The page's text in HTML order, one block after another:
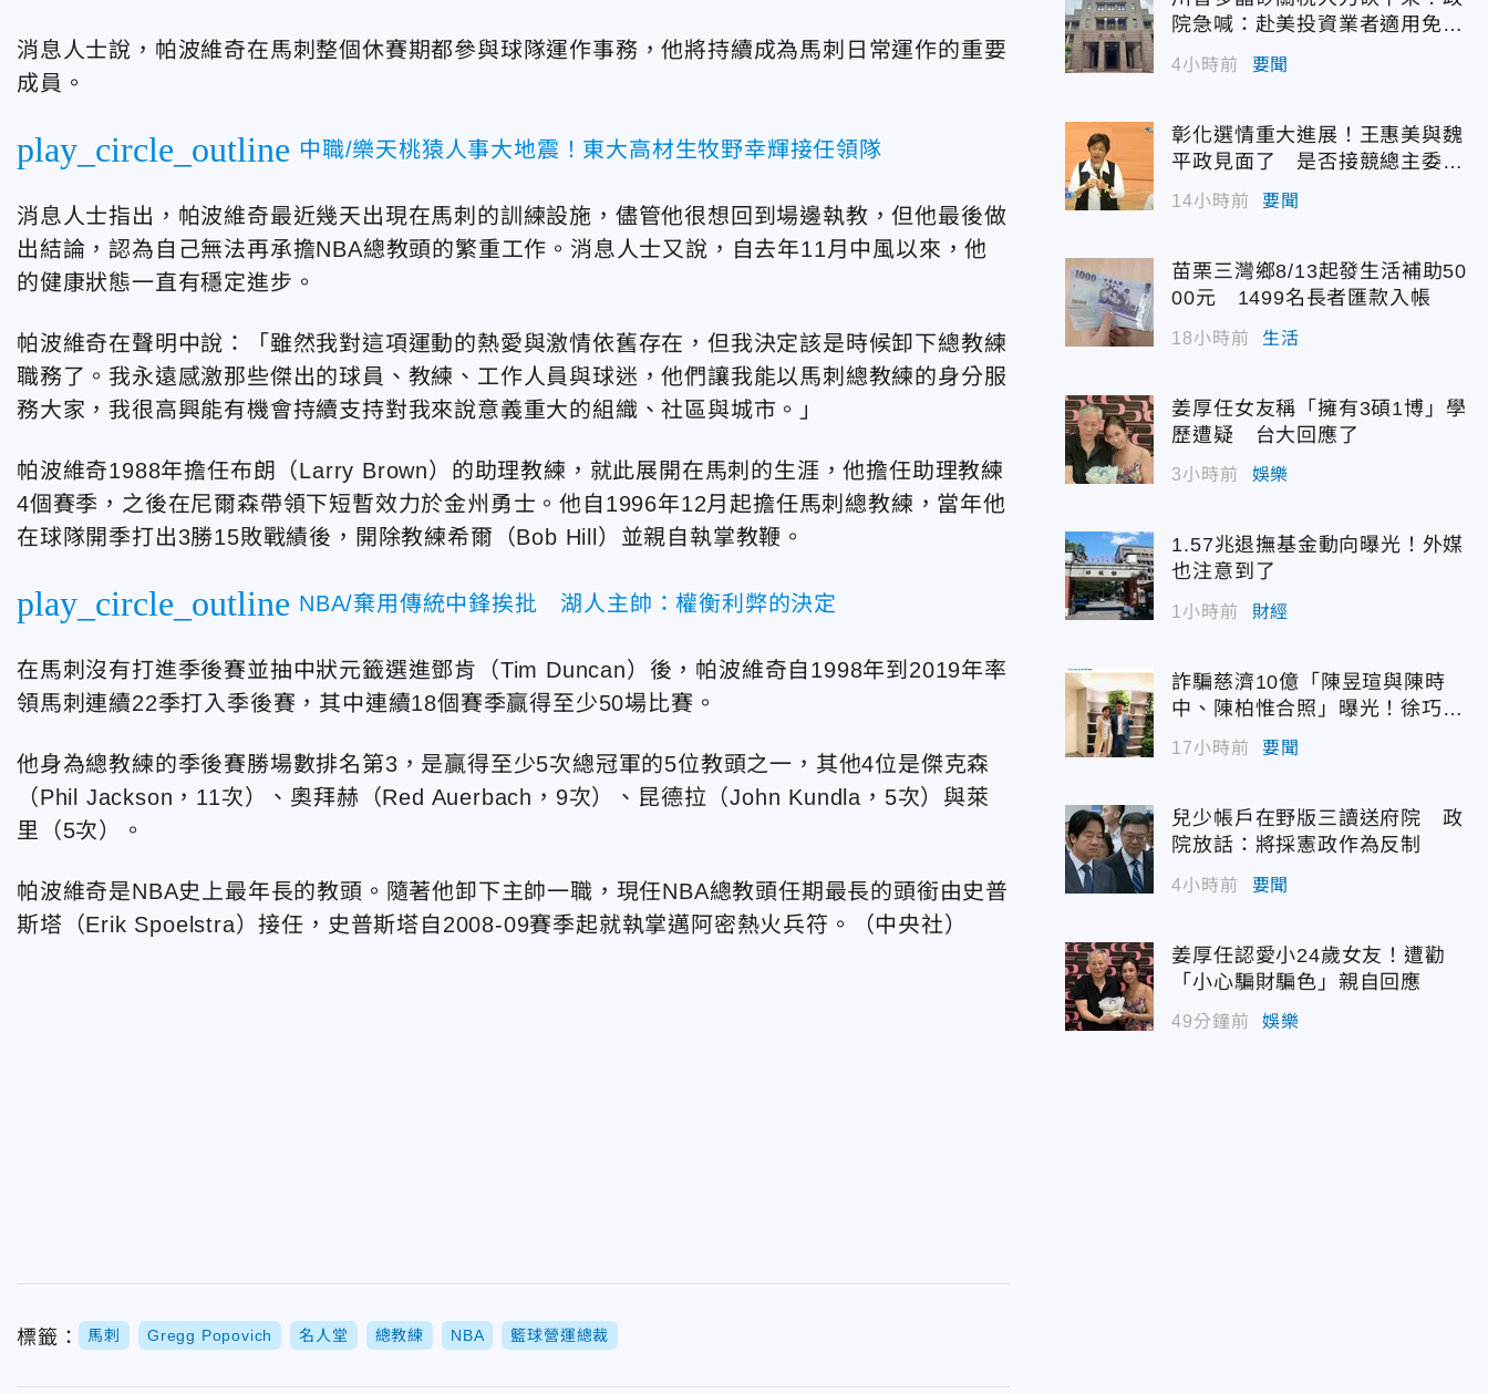
消息人士說，帕波維奇在馬刺整個休賽期都參與球隊運作事務，他將持續成為馬刺日常運作的重要
成員。
play_circle_outline 中職/樂天桃猿人事大地震！東大高材生牧野幸輝接任領隊
消息人士指出，帕波維奇最近幾天出現在馬刺的訓練設施，儘管他很想回到場邊執教，但他最後做
出結論，認為自己無法再承擔NBA總教頭的繁重工作。消息人士又說，自去年11月中風以來，他
的健康狀態一直有穩定進步。
帕波維奇在聲明中說：「雖然我對這項運動的熱愛與激情依舊存在，但我決定該是時候卸下總教練
職務了。我永遠感激那些傑出的球員、教練、工作人員與球迷，他們讓我能以馬刺總教練的身分服
務大家，我很高興能有機會持續支持對我來說意義重大的組織、社區與城市。」
帕波維奇1988年擔任布朗（Larry Brown）的助理教練，就此展開在馬刺的生涯，他擔任助理教練
4個賽季，之後在尼爾森帶領下短暫效力於金州勇士。他自1996年12月起擔任馬刺總教練，當年他
在球隊開季打出3勝15敗戰績後，開除教練希爾（Bob Hill）並親自執掌教鞭。
play_circle_outline NBA/棄用傳統中鋒挨批 湖人主帥：權衡利弊的決定
在馬刺沒有打進季後賽並抽中狀元籤選進鄧肯（Tim Duncan）後，帕波維奇自1998年到2019年率
領馬刺連續22季打入季後賽，其中連續18個賽季贏得至少50場比賽。
他身為總教練的季後賽勝場數排名第3，是贏得至少5次總冠軍的5位教頭之一，其他4位是傑克森
（Phil Jackson，11次）、奧拜赫（Red Auerbach，9次）、昆德拉（John Kundla，5次）與萊
里（5次）。
帕波維奇是NBA史上最年長的教頭。隨著他卸下主帥一職，現任NBA總教頭任期最長的頭銜由史普
斯塔（Erik Spoelstra）接任，史普斯塔自2008-09賽季起就執掌邁阿密熱火兵符。（中央社）
標籤： 馬刺 Gregg Popovich 名人堂 總教練 NBA 籃球營運總裁
院急喊：赴美投資業者適用免稅
配額
4小時前 要聞
彰化選情重大進展！王惠美與魏
平政見面了 是否接競總主委態
度曝光
14小時前 要聞
苗栗三灣鄉8/13起發生活補助50
00元 1499名長者匯款入帳
18小時前 生活
姜厚任女友稱「擁有3碩1博」學
歷遭疑 台大回應了
3小時前 娛樂
1.57兆退撫基金動向曝光！外媒
也注意到了
1小時前 財經
詐騙慈濟10億「陳昱瑄與陳時
中、陳柏惟合照」曝光！徐巧芯
震撼出手
17小時前 要聞
兒少帳戶在野版三讀送府院 政
院放話：將採憲政作為反制
4小時前 要聞
姜厚任認愛小24歲女友！遭勸
「小心騙財騙色」親自回應
49分鐘前 娛樂